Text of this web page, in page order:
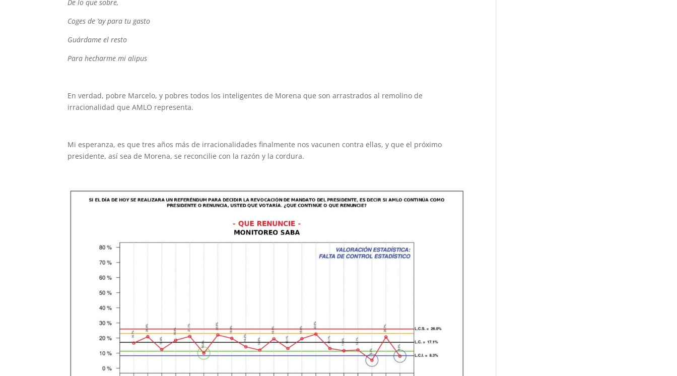
De lo que sobre,
Coges de ‘ay para tu gasto
Guárdame el resto
Para hecharme mi alipus
En verdad, pobre Marcelo, y pobres todos los inteligentes de Morena que son arrastrados al remolino de
irracionalidad que AMLO representa.
Mi esperanza, es que tres años más de irracionalidades finalmente nos vacunen contra ellas, y que el próximo
presidente, así sea de Morena, se reconcilie con la razón y la cordura.